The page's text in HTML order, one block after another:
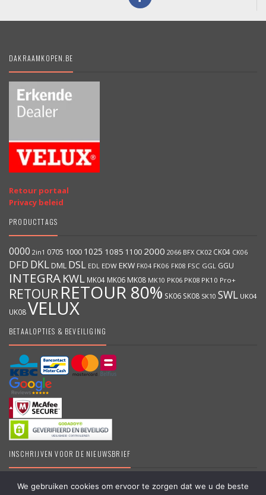
DAKRAAMKOPEN.BE
Retour portaal
Privacy beleid
PRODUCTTAGS
0000 2in1 0705 1000 1025 1085 1100 2000 2066 BFX CK02 CK04 CK06
DFD DKL DML DSL EDL EDW EKW FK04 FK06 FK08 FSC GGL GGU
INTEGRA KWL MK04 MK06 MK08 MK10 PK06 PK08 PK10 Pro+
RETOUR RETOUR 80% SK06 SK08 SK10 SWL UK04
UK08VELUX
BETAALOPTIES & BEVEILIGING
INSCHRIJVEN VOOR DE NIEUWSBRIEF
We gebruiken cookies om ervoor te zorgen dat we u de beste